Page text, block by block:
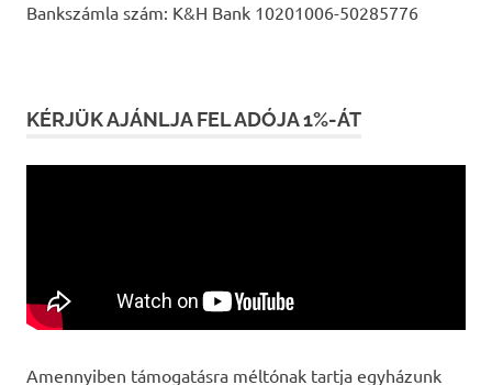
Bankszámla szám: K&H Bank 10201006-50285776
KÉRJÜK AJÁNLJA FEL ADÓJA 1%-ÁT
Amennyiben támogatásra méltónak tartja egyházunk